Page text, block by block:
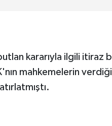
kararıyla ilgili itiraz
mahkemelerin verdiği